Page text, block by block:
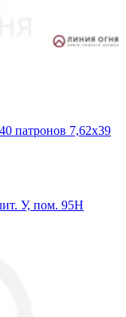
патронов 7,62х39
У, пом. 95Н